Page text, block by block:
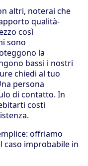
altri, noterai che
qualità-
così
sono
la
bassi i nostri
chiedi al tuo
persona
di contatto. In
costi
offriamo
caso improbabile in